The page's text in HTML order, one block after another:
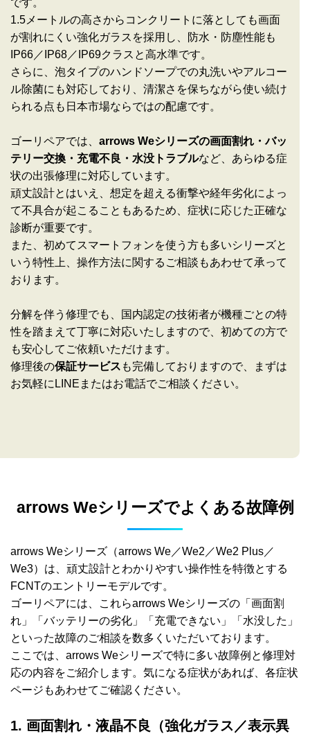
1.5メートルの高さからコンクリートに落としても画面
が割れにくい強化ガラスを採用し、防水・防塵性能も
IP66／IP68／IP69クラスと高水準です。
さらに、泡タイプのハンドソープでの丸洗いやアルコー
ル除菌にも対応しており、清潔さを保ちながら使い続け
られる点も日本市場ならではの配慮です。
ゴーリペアでは、 arrows Weシリーズの画面割れ・バッ
テリー交換・充電不良・水没トラブルなど、あらゆる症
状の出張修理に対応しています。
頑丈設計とはいえ、想定を超える衝撃や経年劣化によっ
て不具合が起こることもあるため、症状に応じた正確な
診断が重要です。
また、初めてスマートフォンを使う方も多いシリーズと
いう特性上、操作方法に関するご相談もあわせて承って
おります。
分解を伴う修理でも、国内認定の技術者が機種ごとの特
性を踏まえて丁寧に対応いたしますので、初めての方で
も安心してご依頼いただけます。
修理後の保証サービス も完備しておりますので、まずは
お気軽にLINEまたはお電話でご相談ください。
arrows Weシリーズでよくある故障例
arrows Weシリーズ（arrows We／We2／We2 Plus／
We3）は、頑丈設計とわかりやすい操作性を特徴とする
FCNTのエントリーモデルです。
ゴーリペアには、これらarrows Weシリーズの「画面割
れ」「バッテリーの劣化」「充電できない」「水没した」
といった故障のご相談を数多くいただいております。
ここでは、arrows Weシリーズで特に多い故障例と修理対
応の内容をご紹介します。気になる症状があれば、各症状
ページもあわせてご確認ください。
1. 画面割れ・液晶不良（強化ガラス／表示異